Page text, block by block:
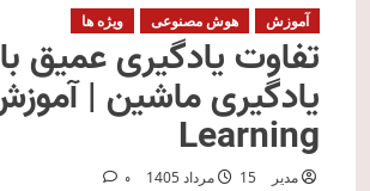
آموزش هوش مصنوعی ویژه ها
تفاوت یادگیری عمیق با
Learning
مدیر 15 مرداد 1405 0